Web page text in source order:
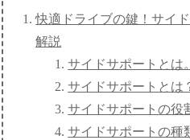
快適ドライブの鍵！サイ
解説
サイドサポートとは。
サイドサポートとは
サイドサポートの役
サイドサポートの種